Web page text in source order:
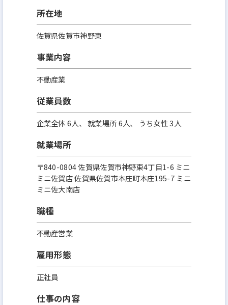
所在地
佐賀県佐賀市神野東
事業内容
不動産業
従業員数
企業全体 6人、 就業場所 6人、 うち女性 3人
就業場所
〒840-0804 佐賀県佐賀市神野東4丁目1-6 ミニ
ミニ佐賀店 佐賀県佐賀市本庄町本庄195-7 ミニ
ミニ佐大南店
職種
不動産営業
雇用形態
正社員
仕事の内容